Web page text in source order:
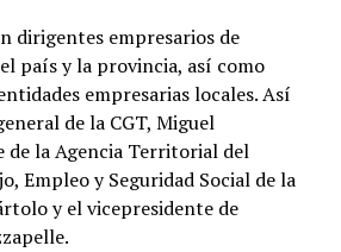
dirigentes empresarios de
país y la provincia, así como
empresarias locales. Así
de la CGT, Miguel
la Agencia Territorial del
Empleo y Seguridad Social de la
y el vicepresidente de